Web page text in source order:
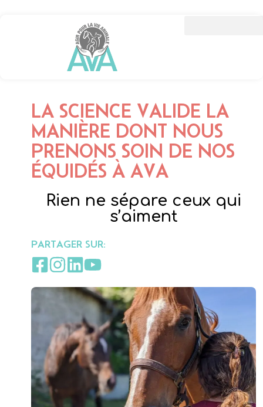
LA SCIENCE VALIDE LA
MANIÈRE DONT NOUS
PRENONS SOIN DE NOS
ÉQUIDÉS À AVA
Rien ne sépare ceux qui
s’aiment
PARTAGER SUR: